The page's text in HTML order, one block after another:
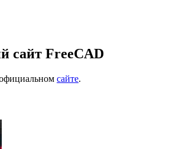
сайт FreeCAD
сайте.